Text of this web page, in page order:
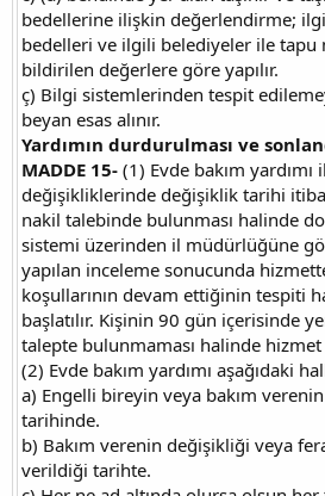
bedellerine ilişkin değerlendirme;
bedelleri ve ilgili belediyeler ile
bildirilen değerlere göre yapılır.
ç) Bilgi sistemlerinden tespit
beyan esas alınır.
Yardımın durdurulması ve
MADDE 15- (1) Evde bakım yardımı
değişikliklerinde değişiklik tarihi
nakil talebinde bulunması halinde
sistemi üzerinden il müdürlüğüne
yapılan inceleme sonucunda
koşullarının devam ettiğinin tespiti
başlatılır. Kişinin 90 gün içerisinde
talepte bulunmaması halinde hizmet
(2) Evde bakım yardımı aşağıdaki
a) Engelli bireyin veya bakım
tarihinde.
b) Bakım verenin değişikliği veya
verildiği tarihte.